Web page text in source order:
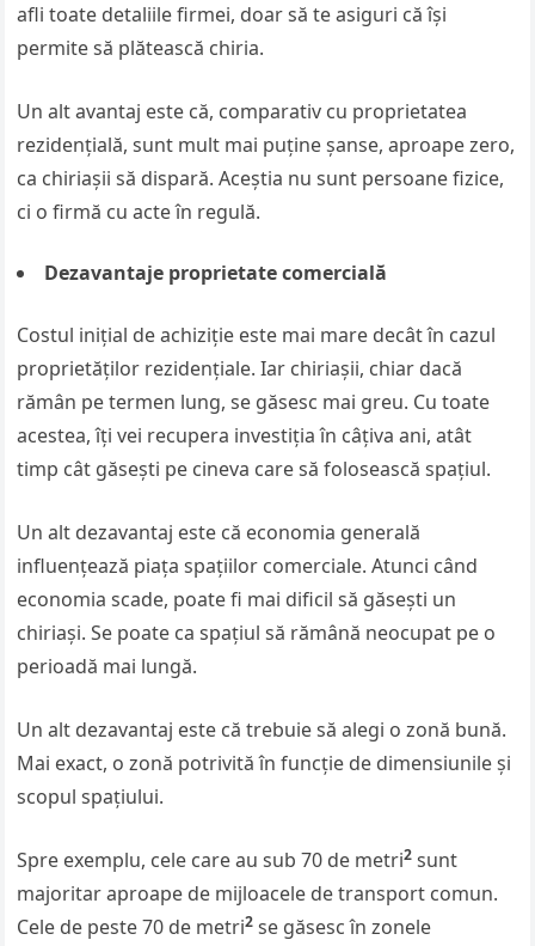
afli toate detaliile firmei, doar să te asiguri că își
permite să plătească chiria.
Un alt avantaj este că, comparativ cu proprietatea
rezidențială, sunt mult mai puține șanse, aproape zero,
ca chiriașii să dispară. Aceștia nu sunt persoane fizice,
ci o firmă cu acte în regulă.
Dezavantaje proprietate comercială
Costul inițial de achiziție este mai mare decât în cazul
proprietăților rezidențiale. Iar chiriașii, chiar dacă
rămân pe termen lung, se găsesc mai greu. Cu toate
acestea, îți vei recupera investiția în câțiva ani, atât
timp cât găsești pe cineva care să folosească spațiul.
Un alt dezavantaj este că economia generală
influențează piața spațiilor comerciale. Atunci când
economia scade, poate fi mai dificil să găsești un
chiriași. Se poate ca spațiul să rămână neocupat pe o
perioadă mai lungă.
Un alt dezavantaj este că trebuie să alegi o zonă bună.
Mai exact, o zonă potrivită în funcție de dimensiunile și
scopul spațiului.
Spre exemplu, cele care au sub 70 de metri2 sunt
majoritar aproape de mijloacele de transport comun.
Cele de peste 70 de metri2 se găsesc în zonele